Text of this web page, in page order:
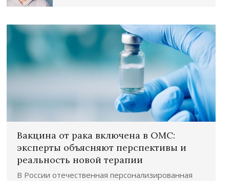
Вакцина от рака включена в ОМС:
эксперты объясняют перспективы и
реальность новой терапии
В России отечественная персонализированная